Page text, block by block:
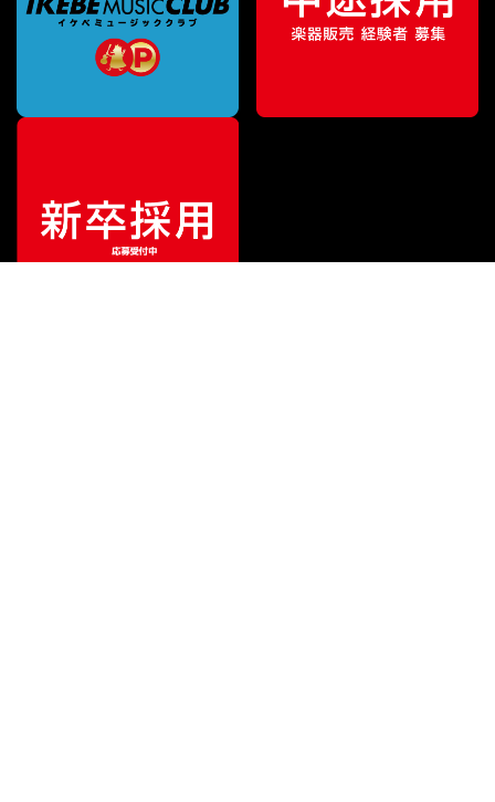
販売価格 170,000（税込）
¥139,700（税込）